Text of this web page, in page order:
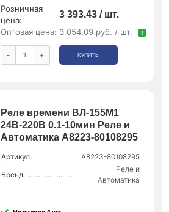
Розничная
цена:
3 393.43 / шт.
Оптовая цена: 3 054.09 руб. / шт. !
- + КУПИТЬ
Реле времени ВЛ-155М1
24В-220В 0.1-10мин Реле и
Автоматика A8223-80108295
Артикул:
A8223-80108295
Бренд:
Реле и
Автоматика